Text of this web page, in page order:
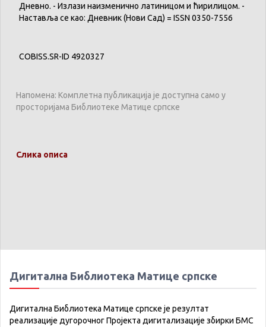
Дневно. - Излази наизменично латиницом и ћирилицом. -
Наставља се као: Дневник (Нови Сад) = ISSN 0350-7556
COBISS.SR-ID 4920327
Напомена: Комплетна публикација је доступна само у
просторијама Библиотеке Матице српске
Слика описа
Дигитална Библиотека Матице српске
Дигитална Библиотека Матице српске је резултат
реализације дугорочног Пројекта дигитализације збирки БМС